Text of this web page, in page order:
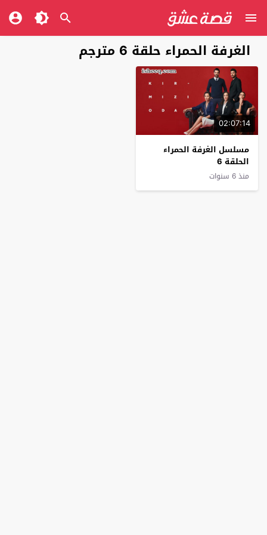
الغرفة الحمراء حلقة 6 مترجم
02:07:14
مسلسل الغرفة الحمراء
الحلقة 6
منذ 6 سنوات